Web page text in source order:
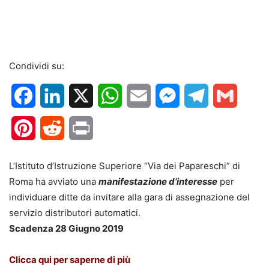
Condividi su:
FacebookLinkedIn WhatsApp
Email MessengerTelegram
PinterestReddit
L’Istituto d’Istruzione Superiore “Via dei Papareschi” di
Roma ha avviato una manifestazione d’interesse per
individuare ditte da invitare alla gara di assegnazione del
servizio distributori automatici.
Scadenza 28 Giugno 2019
Clicca qui per saperne di più